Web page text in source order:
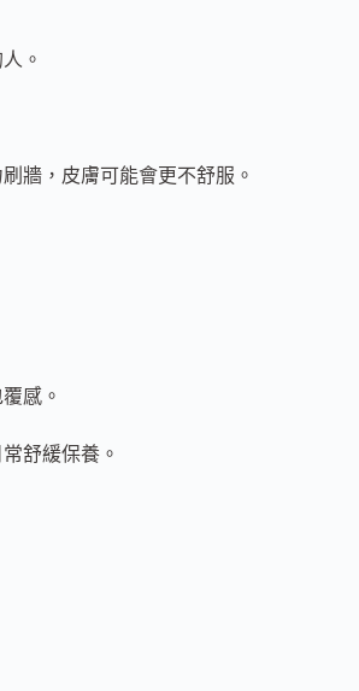
。
牆，皮膚可能會更不舒服。
感。
舒緩保養。